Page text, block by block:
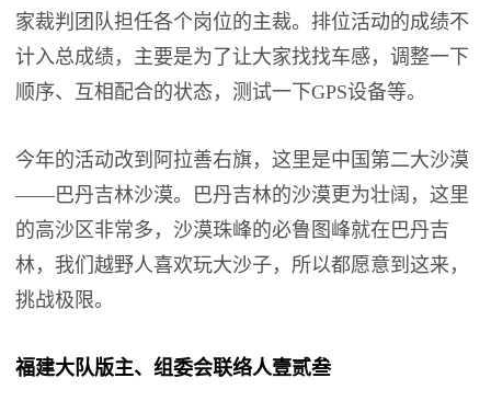
家裁判团队担任各个岗位的主裁。排位活动的成绩不
计入总成绩，主要是为了让大家找找车感，调整一下
顺序、互相配合的状态，测试一下GPS设备等。
今年的活动改到阿拉善右旗，这里是中国第二大沙漠
——巴丹吉林沙漠。巴丹吉林的沙漠更为壮阔，这里
的高沙区非常多，沙漠珠峰的必鲁图峰就在巴丹吉
林，我们越野人喜欢玩大沙子，所以都愿意到这来，
挑战极限。
福建大队版主、组委会联络人壹贰叁